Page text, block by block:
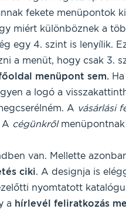
fekete menüpontok
miért különböznek a
egy 4. szint is lenyílik.
a menüt, hogy csak 3.
menüpont sem.
a logó a
A vásárlási
A cégünkről
van. Mellette
ciki. A designja is
nyomtatott
a hírlevél feliratkozás